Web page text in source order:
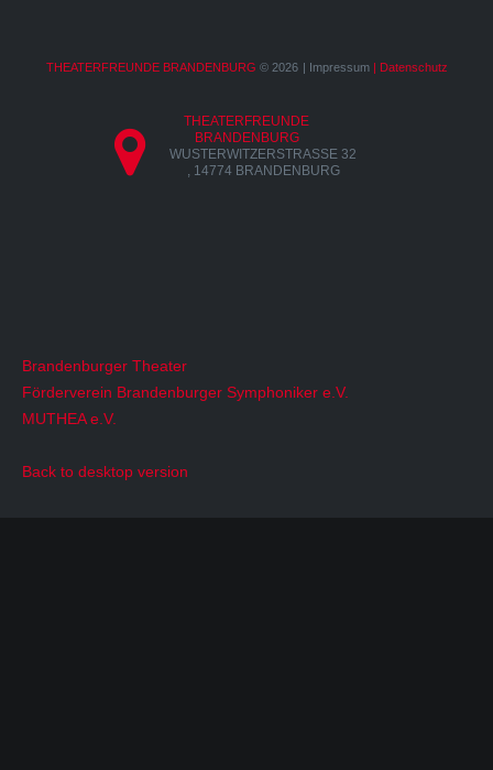
THEATERFREUNDE BRANDENBURG © 2026 Impressum | Datenschutz
THEATERFREUNDE
BRANDENBURG
WUSTERWITZERSTRASSE 32 ,
14774 BRANDENBURG
Brandenburger Theater
Förderverein Brandenburger Symphoniker e.V.
MUTHEA e.V.
Back to desktop version